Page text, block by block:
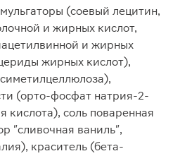
(соевый лецитин,
и жирных кислот,
и жирных
жирных кислот),
(орто-фосфат натрия-2-
соль поваренная
"сливочная ваниль",
краситель (бета-